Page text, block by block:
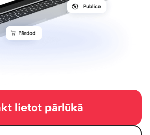
lietot pārlūkā